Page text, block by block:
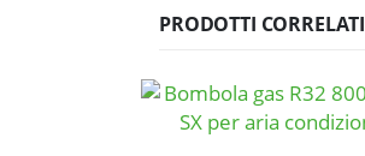
PRODOTTI CORRELATI